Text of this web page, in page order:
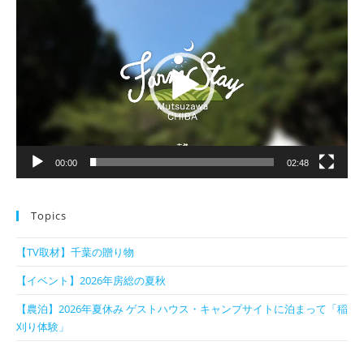
00:00 02:48
Topics
【TV取材】千葉の贈り物
【イベント】2026年房総の夏秋
【農泊】2026年夏休み ゲストハウス・キャンプサイトに泊まって「稲
刈り体験」